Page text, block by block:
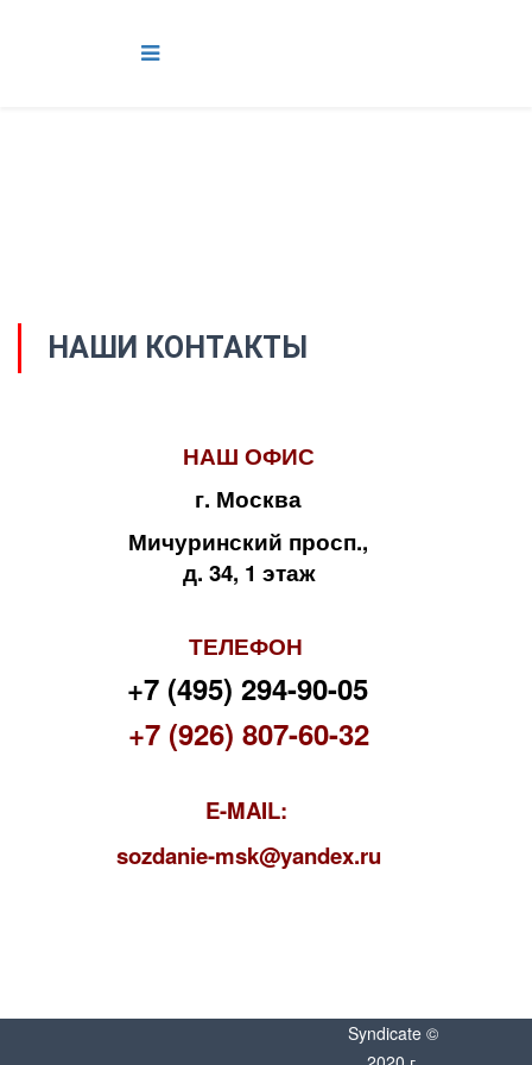
НАШИ КОНТАКТЫ
НАШ ОФИС
г. Москва
Мичуринский просп.,
д. 34, 1 этаж
ТЕЛЕФОН
+7 (495) 294-90-05
+7 (926) 807-60-32
E-MAIL:
sozdanie-msk@yandex.ru
Syndicate ©